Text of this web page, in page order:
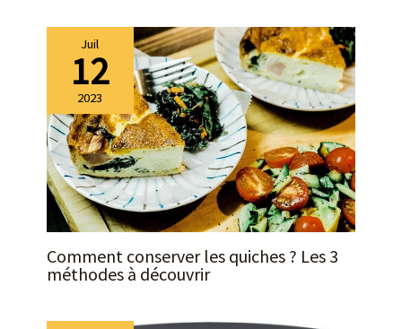
TEMPS AU QUOTIDIEN Un seul robot pour toutes vos
préparations : desserts, pâtes, crèmes. Gagnez du temps
en cuisine avec un appareil pratique, efficace et élégant.
Disponible en 5 couleurs modernes pour s’adapter à
votre intérieur.
Juil
12
2023
Comment conserver les quiches ? Les 3
méthodes à découvrir